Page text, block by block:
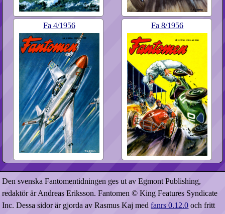
Fa 4​/1956 Fa 8​/1956
Den svenska Fantomentidningen ges ut av Egmont Publishing,
redaktör är Andreas Eriksson. Fantomen © King Features Syndicate
Inc. Dessa sidor är gjorda av Rasmus Kaj medfanrs 0.12.0 och fritt